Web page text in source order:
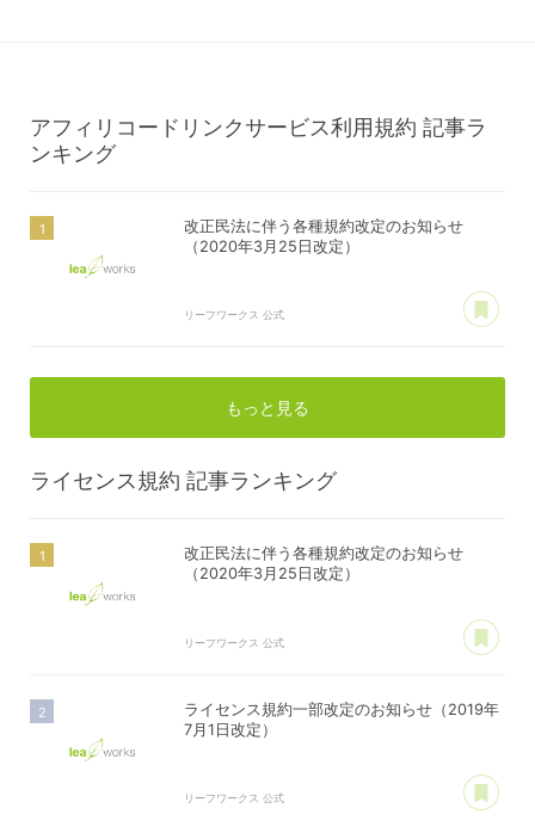
アフィリコードリンクサービス利用規約 記事ラ
ンキング
改正民法に伴う各種規約改定のお知らせ
（2020年3月25日改定）
リーフワークス 公式
もっと見る
ライセンス規約 記事ランキング
改正民法に伴う各種規約改定のお知らせ
（2020年3月25日改定）
リーフワークス 公式
ライセンス規約一部改定のお知らせ（2019年
7月1日改定）
リーフワークス 公式